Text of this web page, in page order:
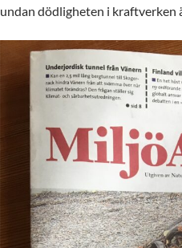
undan dödligheten i kraftverken